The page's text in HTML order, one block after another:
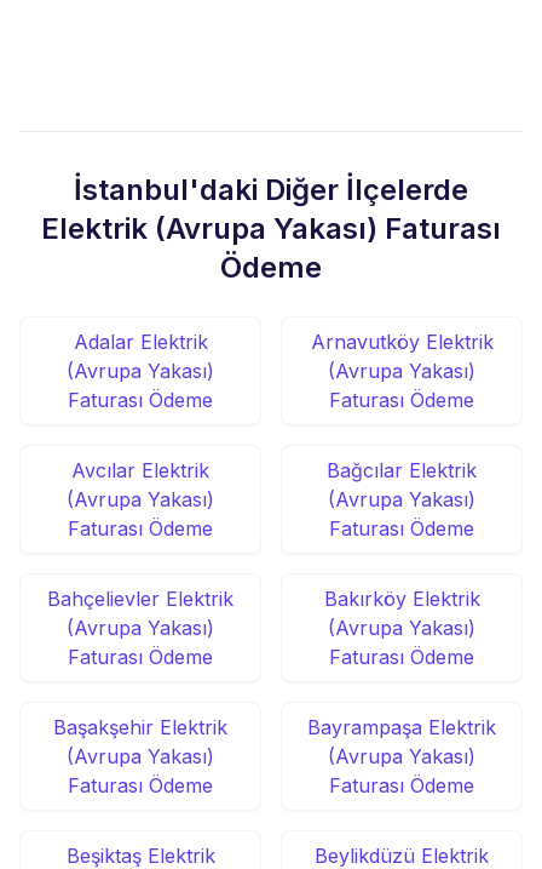
İstanbul'daki Diğer İlçelerde
Elektrik (Avrupa Yakası) Faturası
Ödeme
Adalar Elektrik
(Avrupa Yakası)
Faturası Ödeme
Arnavutköy Elektrik
(Avrupa Yakası)
Faturası Ödeme
Avcılar Elektrik
(Avrupa Yakası)
Faturası Ödeme
Bağcılar Elektrik
(Avrupa Yakası)
Faturası Ödeme
Bahçelievler Elektrik
(Avrupa Yakası)
Faturası Ödeme
Bakırköy Elektrik
(Avrupa Yakası)
Faturası Ödeme
Başakşehir Elektrik
(Avrupa Yakası)
Faturası Ödeme
Bayrampaşa Elektrik
(Avrupa Yakası)
Faturası Ödeme
Beşiktaş Elektrik
Beylikdüzü Elektrik